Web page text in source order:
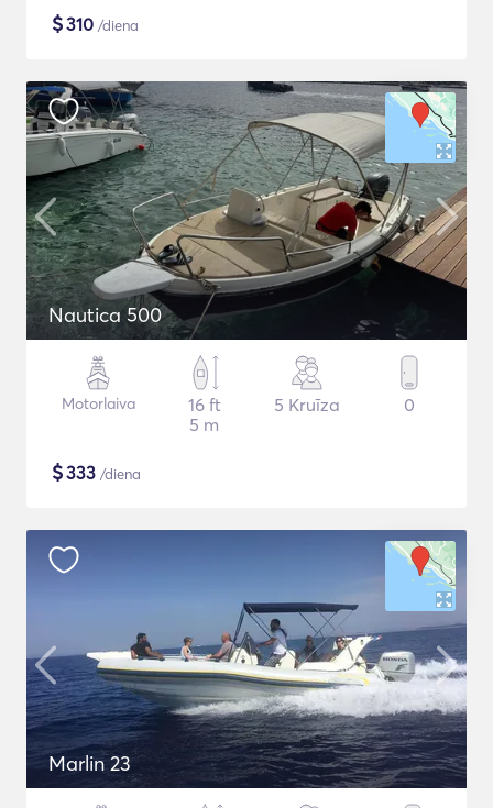
$310 /diena
Nautica 500
Motorlaiva
16 ft
5 m
5 Kruīza 0
$333 /diena
Marlin 23